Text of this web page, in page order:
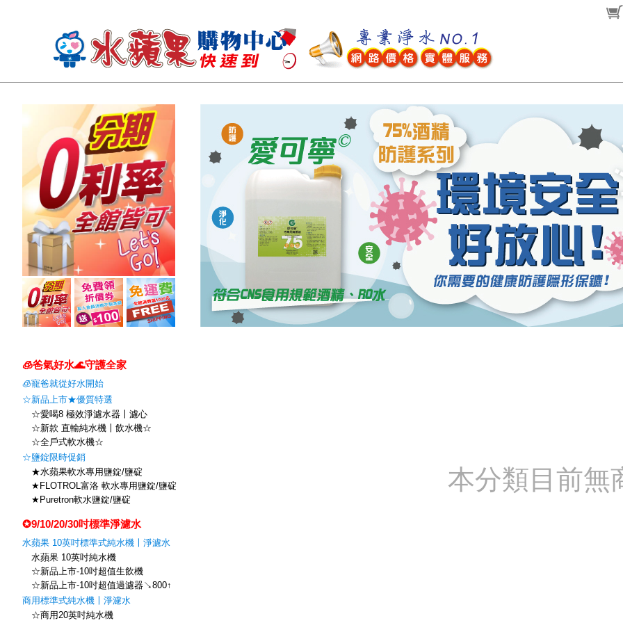
🧊爸氣好水🌊守護全家
🧊寵爸就從好水開始
☆新品上市★優質特選
☆愛喝8 極效淨濾水器〡濾心
☆新款 直輸純水機〡飲水機☆
☆全戶式軟水機☆
☆鹽錠限時促銷
★水蘋果軟水專用鹽錠/鹽碇
★FLOTROL富洛 軟水專用鹽錠/鹽碇
★Puretron軟水鹽錠/鹽碇
✪9/10/20/30吋標準淨濾水
水蘋果 10英吋標準式純水機〡淨濾水
水蘋果 10英吋純水機
☆新品上市-10吋超值生飲機
☆新品上市-10吋超值過濾器↘800↑
商用標準式純水機〡淨濾水
☆商用20英吋純水機
本分類目前無